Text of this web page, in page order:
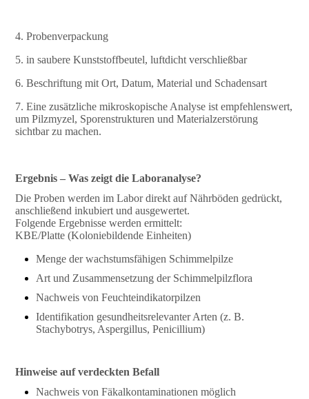
4. Probenverpackung
5. in saubere Kunststoffbeutel, luftdicht verschließbar
6. Beschriftung mit Ort, Datum, Material und Schadensart
7. Eine zusätzliche mikroskopische Analyse ist empfehlenswert,
um Pilzmyzel, Sporenstrukturen und Materialzerstörung
sichtbar zu machen.
Ergebnis – Was zeigt die Laboranalyse?
Die Proben werden im Labor direkt auf Nährböden gedrückt,
anschließend inkubiert und ausgewertet.
Folgende Ergebnisse werden ermittelt:
KBE/Platte (Koloniebildende Einheiten)
Menge der wachstumsfähigen Schimmelpilze
Art und Zusammensetzung der Schimmelpilzflora
Nachweis von Feuchteindikatorpilzen
Identifikation gesundheitsrelevanter Arten (z. B.
Stachybotrys, Aspergillus, Penicillium)
Hinweise auf verdeckten Befall
Nachweis von Fäkalkontaminationen möglich